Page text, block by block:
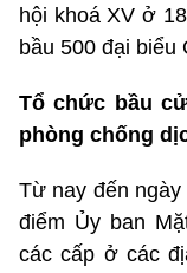
hội khoá XV ở
bầu 500 đại biểu
Tổ chức bầu
phòng chống
Từ nay đến
điểm Ủy ban
các cấp ở các